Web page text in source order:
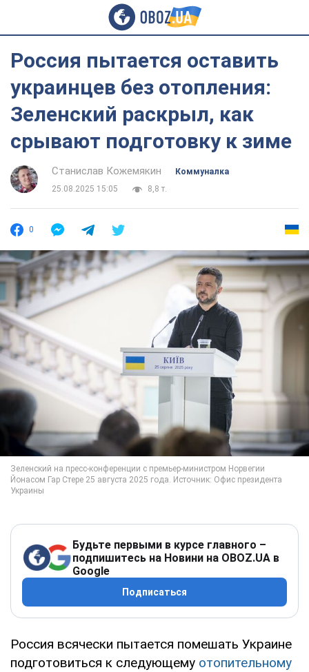
Россия пытается оставить
украинцев без отопления:
Зеленский раскрыл, как
срывают подготовку к зиме
Станислав Кожемякин
Коммуналка
25.08.2025 15:05
8,8 т.
0
Будьте первыми в курсе главного –
подпишитесь на Новини на OBOZ.UA в
Google
Подписаться
Россия всячески пытается помешать Украине
подготовиться к следующему отопительному